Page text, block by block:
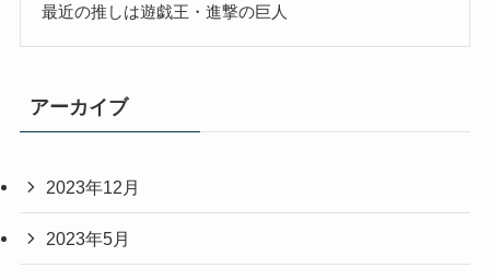
最近の推しは遊戯王・進撃の巨人
アーカイブ
2023年12月
2023年5月